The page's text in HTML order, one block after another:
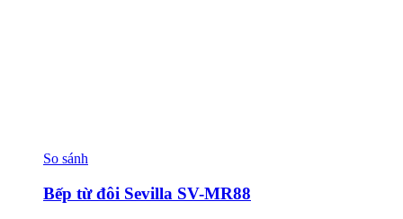
So sánh
Bếp từ đôi Sevilla SV-MR88